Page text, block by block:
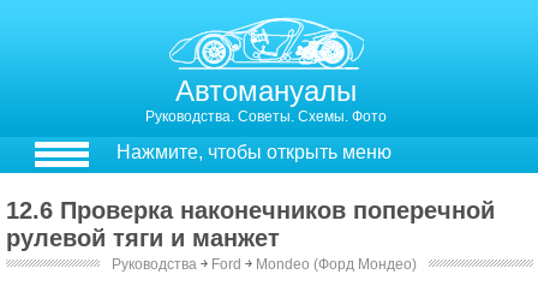
Автомануалы
Руководства. Советы. Схемы. Фото
Нажмите, чтобы открыть меню
12.6 Проверка наконечников поперечной
рулевой тяги и манжет
Руководства ￫ Ford ￫ Mondeo (Форд Мондео)